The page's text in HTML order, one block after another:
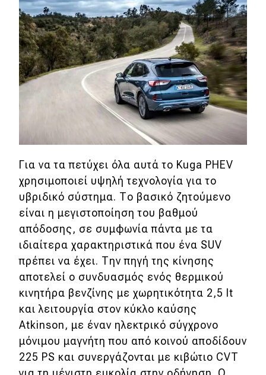
Αγώνες
Formula 1
WRC
Νέα
Τεχνολογία
Mobility
Σταθμοί φόρτισης
Classic
Νέα
Παρουσιάσεις
Για να τα πετύχει όλα αυτά το Kuga PHEV
χρησιμοποιεί υψηλή τεχνολογία για το
υβριδικό σύστημα. Το βασικό ζητούμενο
είναι η μεγιστοποίηση του βαθμού
απόδοσης, σε συμφωνία πάντα με τα
ιδιαίτερα χαρακτηριστικά που ένα SUV
πρέπει να έχει. Την πηγή της κίνησης
αποτελεί ο συνδυασμός ενός θερμικού
κινητήρα βενζίνης με χωρητικότητα 2,5 lt
και λειτουργία στον κύκλο καύσης
Atkinson, με έναν ηλεκτρικό σύγχρονο
μόνιμου μαγνήτη που από κοινού αποδίδουν
225 PS και συνεργάζονται με κιβώτιο CVT